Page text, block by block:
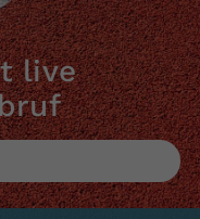
live